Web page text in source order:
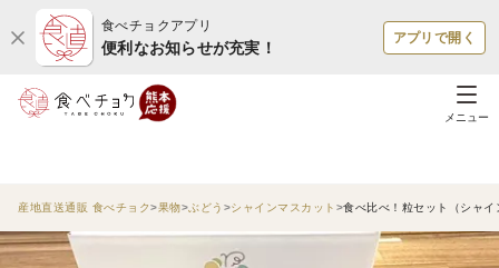
食べチョクアプリ
便利なお知らせが充実！
アプリで開く
メニュー
産地直送通販 食べチョク 果物 ぶどう シャインマスカット 食べ比べ！粒セット（シャ